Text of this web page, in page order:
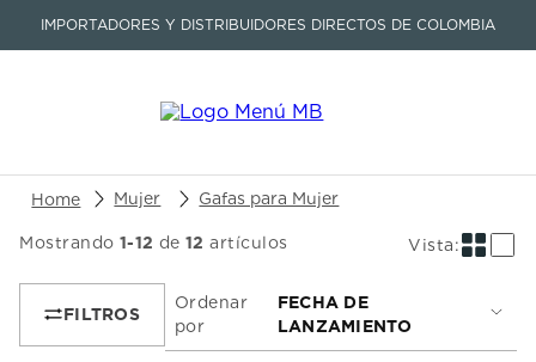
IMPORTADORES Y DISTRIBUIDORES DIRECTOS DE COLOMBIA
Buscar un producto o artículo
Mujer Gafas para Mujer
Mostrando 1-12 de 12 artículos
Ordenar
por
FECHA DE
LANZAMIENTO
TÉRMINOS MÁS BUSCADOS
1.
seastar
2.
aviation